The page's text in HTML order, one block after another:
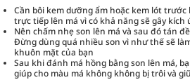
Cần bôi kem dưỡng ẩm hoặc kem lót
trực tiếp lên má vì có khả năng sẽ gây kích
Nên chấm nhẹ son lên má và sau đó tán
Đừng dùng quá nhiều son vì như thế sẽ
khuôn mặt của bạn
Sau khi đánh má hồng bằng son lên má,
giúp cho màu má không không bị trôi và